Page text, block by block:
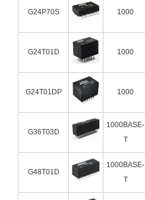
G24P70S 1000
G24T01D 1000
G24T01DP 1000
G36T03D
1000BASE-
T
G48T01D
1000BASE-
T